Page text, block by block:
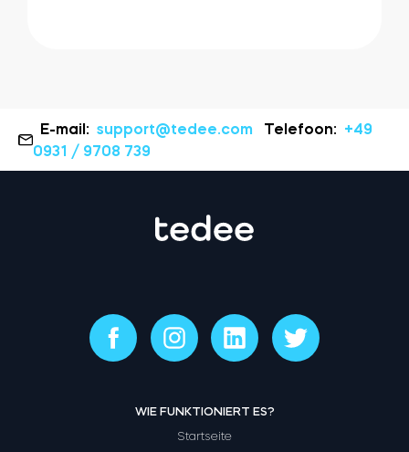
E-mail: support@tedee.com Telefoon: +49
0931 / 9708 739
WIE FUNKTIONIERT ES?
Startseite